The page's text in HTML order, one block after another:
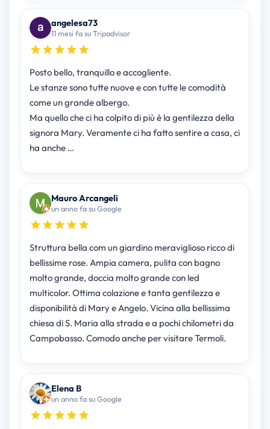
angelesa73
11 mesi fa su Tripadvisor
Posto bello, tranquillo e accogliente.
Le stanze sono tutte nuove e con tutte le comodità
come un grande albergo.
Ma quello che ci ha colpito di più è la gentilezza della
signora Mary. Veramente ci ha fatto sentire a casa, ci
ha anche …
Mauro Arcangeli
un anno fa su Google
Struttura bella com un giardino meraviglioso ricco di
bellissime rose. Ampia camera, pulita con bagno
molto grande, doccia molto grande con led
multicolor. Ottima colazione e tanta gentilezza e
disponibilità di Mary e Angelo. Vicina alla bellissima
chiesa di S. Maria alla strada e a pochi chilometri da
Campobasso. Comodo anche per visitare Termoli.
Elena B
un anno fa su Google